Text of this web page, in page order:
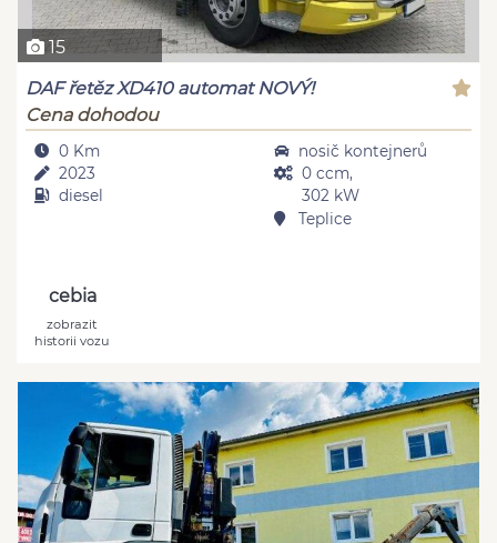
15
DAF řetěz XD410 automat NOVÝ!
Cena dohodou
0 Km
2023
diesel
nosič kontejnerů
0 ccm,
302 kW
Teplice
cebia
zobrazit
historii vozu